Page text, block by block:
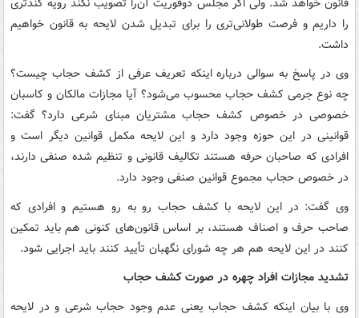
را داریم و فرصت طولانی‌تری را برای تبدیل شدن لایحه به قانون خواهیم
داشت.
وی در پاسخ به سوالی درباره اینکه تعریف عرفی از کشف حجاب چیست؟
چه نوع جرمی کشف حجاب محسوب می‌شود؟ آیا مجازات مالکان و کاسبان
خصوصی در خصوص کشف حجاب مشتریان مبنای شرعی دارد؟ گفت:
قوانینی در این حوزه وجود دارد و این لایحه مکمل قوانین دیگر است و
افرادی که صاحبان حرفه هستند تکالیف قانونی و تنظیم شده صنفی دارند،
در خصوص حجاب مجموع قوانین صنفی وجود دارد.
وی گفت: در این لایحه با کشف حجاب رو به رو هستیم و افرادی که
صاحب حرف و اصناف هستند، بر اساس قانون‌های کنونی هم باید تمکین
کنند در این لایحه هم هر چه شورای نگهبان تأیید کنند باید اجرایی شود.
تشدید مجازات افراد چهره در صورت کشف حجاب
وی با بیان اینکه کشف حجاب یعنی عدم وجود حجاب شرعی و در لایحه